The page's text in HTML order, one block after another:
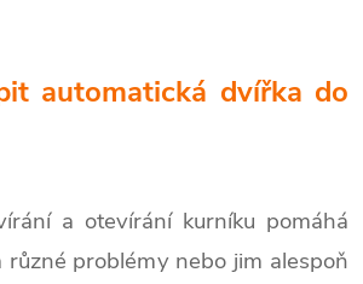
automatická dvířka do
a otevírání kurníku pomáhá
různé problémy nebo jim alespoň